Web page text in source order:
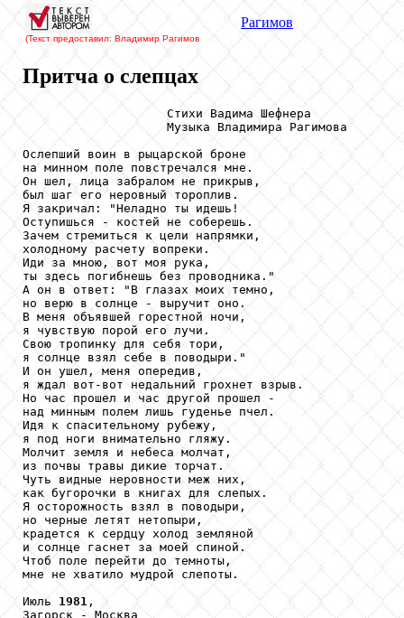
(Текст предоставил: Владимир Рагимов
Рагимов
Притча о слепцах
                    Стихи Вадима Шефнера
                    Музыка Владимира Рагимова
Ослепший воин в рыцарской броне
на минном поле повстречался мне.
Он шел, лица забралом не прикрыв,
был шаг его неровный тороплив.
Я закричал: "Неладно ты идешь!
Оступишься - костей не соберешь.
Зачем стремиться к цели напрямки,
холодному расчету вопреки.
Иди за мною, вот моя рука,
ты здесь погибнешь без проводника."
А он в ответ: "В глазах моих темно,
но верю в солнце - выручит оно.
В меня объявшей горестной ночи,
я чувствую порой его лучи.
Свою тропинку для себя тори,
я солнце взял себе в поводыри."
И он ушел, меня опередив,
я ждал вот-вот недальний грохнет взрыв.
Но час прошел и час другой прошел -
над минным полем лишь гуденье пчел.
Идя к спасительному рубежу,
я под ноги внимательно гляжу.
Молчит земля и небеса молчат,
из почвы травы дикие торчат.
Чуть видные неровности меж них,
как бугорочки в книгах для слепых.
Я осторожность взял в поводыри,
но черные летят нетопыри,
крадется к сердцу холод земляной
и солнце гаснет за моей спиной.
Чтоб поле перейти до темноты,
мне не хватило мудрой слепоты.
Июль 1981 ,
Загорск - Москва